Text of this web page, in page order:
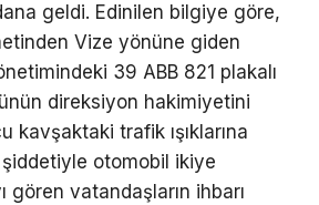
geldi. Edinilen bilgiye göre,
Vize yönüne giden
39 ABB 821 plakalı
direksiyon hakimiyetini
kavşaktaki trafik ışıklarına
şiddetiyle otomobil ikiye
gören vatandaşların ihbarı